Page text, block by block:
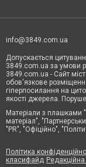
info@3849.com.ua
Допускається
3849.com.ua за умови
3849.com.ua - Сайт
обов'язкове
гіперпосилання на
якості джерела.
Матеріали з плашками
матеріал",
"PR", "Офіційно",
Політика
класифайд Редакційна